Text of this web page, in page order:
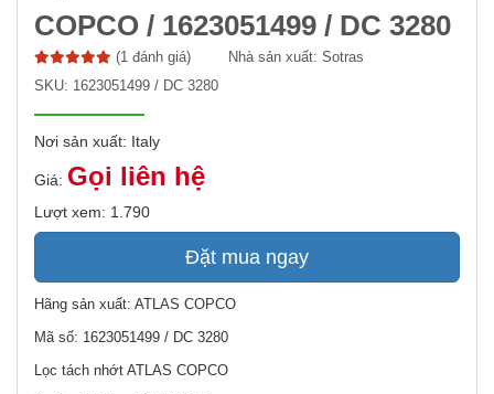
COPCO / 1623051499 / DC 3280
(1 đánh giá) Nhà sản xuất: Sotras
SKU: 1623051499 / DC 3280
Nơi sản xuất: Italy
Giá: Gọi liên hệ
Lượt xem: 1.790
Đặt mua ngay
Hãng sản xuất: ATLAS COPCO
Mã số: 1623051499 / DC 3280
Lọc tách nhớt ATLAS COPCO